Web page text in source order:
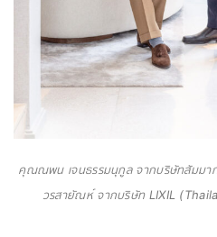
คุณณพน เจนธรรมนุกูล จากบริษัทสัมมา
วรสายัณห์ จากบริษัท LIXIL